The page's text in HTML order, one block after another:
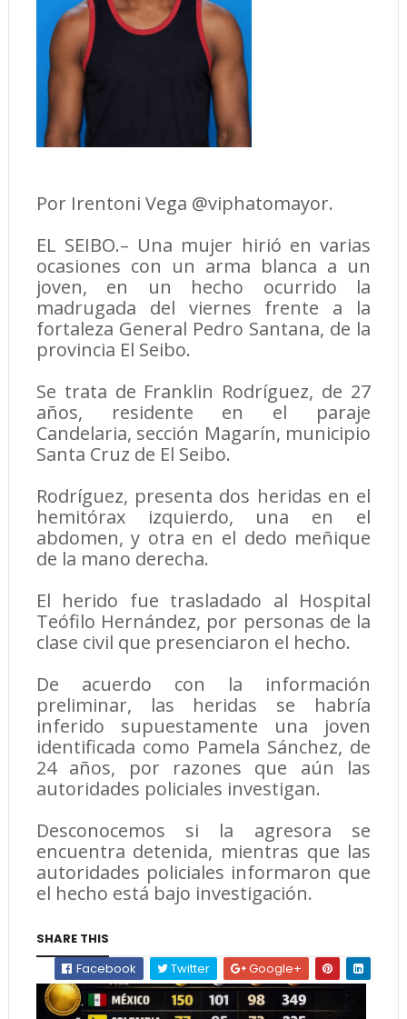
Por Irentoni Vega @viphatomayor.
EL SEIBO.– Una mujer hirió en varias
ocasiones con un arma blanca a un
joven, en un hecho ocurrido la
madrugada del viernes frente a la
fortaleza General Pedro Santana, de la
provincia El Seibo.
Se trata de Franklin Rodríguez, de 27
años, residente en el paraje
Candelaria, sección Magarín, municipio
Santa Cruz de El Seibo.
Rodríguez, presenta dos heridas en el
hemitórax izquierdo, una en el
abdomen, y otra en el dedo meñique
de la mano derecha.
El herido fue trasladado al Hospital
Teófilo Hernández, por personas de la
clase civil que presenciaron el hecho.
De acuerdo con la información
preliminar, las heridas se habría
inferido supuestamente una joven
identificada como Pamela Sánchez, de
24 años, por razones que aún las
autoridades policiales investigan.
Desconocemos si la agresora se
encuentra detenida, mientras que las
autoridades policiales informaron que
el hecho está bajo investigación.
SHARE THIS
Facebook
Twitter Google+